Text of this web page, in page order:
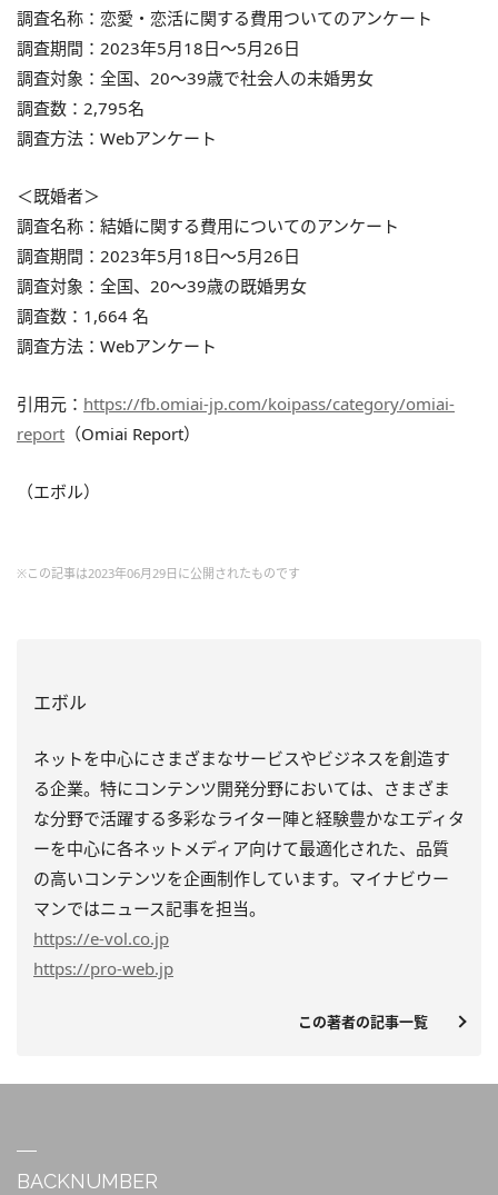
調査名称：恋愛・恋活に関する費用ついてのアンケート
調査期間：2023年5月18日～5月26日
調査対象：全国、20～39歳で社会人の未婚男女
調査数：2,795名
調査方法：Webアンケート
＜既婚者＞
調査名称：結婚に関する費用についてのアンケート
調査期間：2023年5月18日～5月26日
調査対象：全国、20～39歳の既婚男女
調査数：1,664 名
調査方法：Webアンケート
引用元： https://fb.omiai-jp.com/koipass/category/omiai-
report （Omiai Report）
（エボル）
※この記事は2023年06月29日に公開されたものです
エボル
ネットを中心にさまざまなサービスやビジネスを創造す
る企業。特にコンテンツ開発分野においては、さまざま
な分野で活躍する多彩なライター陣と経験豊かなエディタ
ーを中心に各ネットメディア向けて最適化された、品質
の高いコンテンツを企画制作しています。マイナビウー
マンではニュース記事を担当。
https://e-vol.co.jp
https://pro-web.jp
この著者の記事一覧
BACKNUMBER